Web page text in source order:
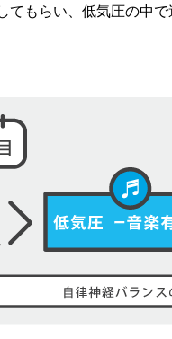
てもらい、低気圧の中